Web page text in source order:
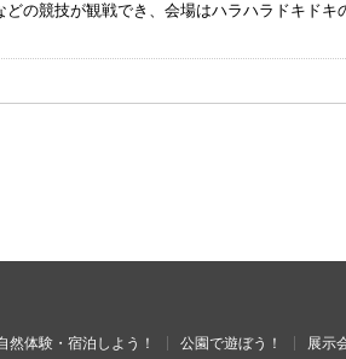
の競技が観戦でき、会場はハラハラドキド
然体験・宿泊しよう！ 公園で遊ぼう！ 展示